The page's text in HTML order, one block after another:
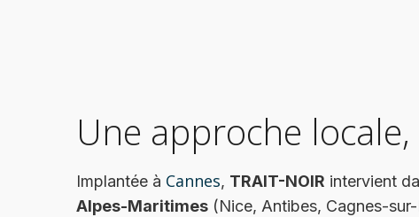
Une approche
Implantée à Cannes, TRAIT-NOIR intervient
Alpes-Maritimes (Nice, Antibes, Cagnes-